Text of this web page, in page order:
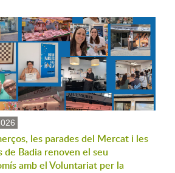
les parades del Mercat i les
de Badia renoven el seu
amb el Voluntariat per la